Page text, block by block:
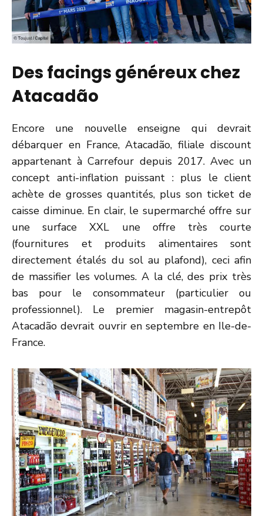
Des facings généreux chez
Atacadão
Encore une nouvelle enseigne qui devrait
débarquer en France, Atacadão, filiale discount
appartenant à Carrefour depuis 2017. Avec un
concept anti-inflation puissant : plus le client
achète de grosses quantités, plus son ticket de
caisse diminue. En clair, le supermarché offre sur
une surface XXL une offre très courte
(fournitures et produits alimentaires sont
directement étalés du sol au plafond), ceci afin
de massifier les volumes. A la clé, des prix très
bas pour le consommateur (particulier ou
professionnel). Le premier magasin-entrepôt
Atacadão devrait ouvrir en septembre en Ile-de-
France.